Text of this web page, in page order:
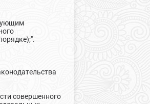
совершенного